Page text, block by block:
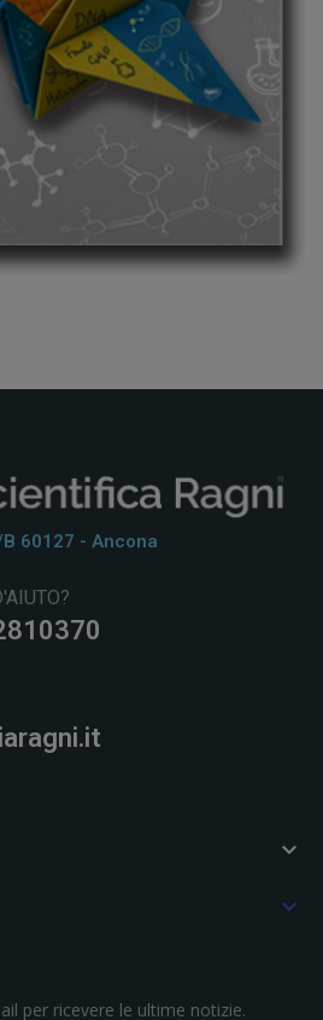
60127 - Ancona


per ricevere le ultime notizie.